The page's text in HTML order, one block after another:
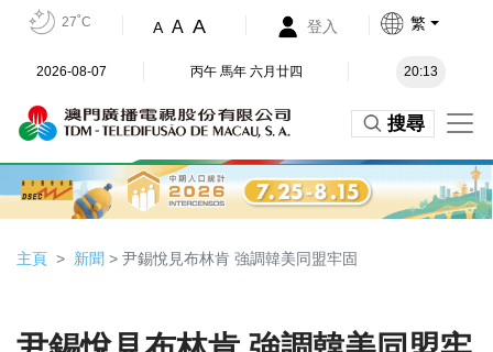
27˚C A A A 登入 繁
2026-08-07 丙午 馬年 六月廿四 20:13
搜尋
主頁 新聞 > 尹錫悅見布林肯 強調韓美同盟牢固